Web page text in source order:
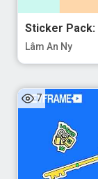
Sticker Pack:
Lâm An Ny
7